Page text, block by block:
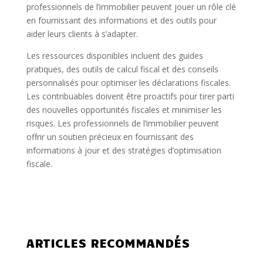
professionnels de l’immobilier peuvent jouer un rôle clé
en fournissant des informations et des outils pour
aider leurs clients à s’adapter.
Les ressources disponibles incluent des guides
pratiques, des outils de calcul fiscal et des conseils
personnalisés pour optimiser les déclarations fiscales.
Les contribuables doivent être proactifs pour tirer parti
des nouvelles opportunités fiscales et minimiser les
risques. Les professionnels de l’immobilier peuvent
offrir un soutien précieux en fournissant des
informations à jour et des stratégies d’optimisation
fiscale.
ARTICLES RECOMMANDÉS